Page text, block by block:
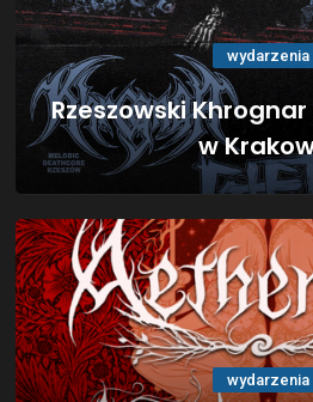
wydarzenia
Rzeszowski
w
wydarzenia